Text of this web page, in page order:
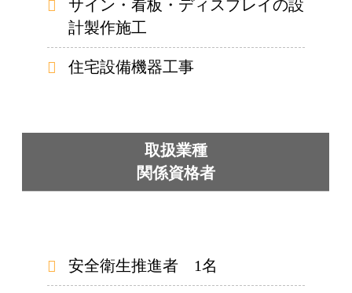
サイン・看板・ディスプレイの設
計製作施工
住宅設備機器工事
取扱業種
関係資格者
安全衛生推進者 1名